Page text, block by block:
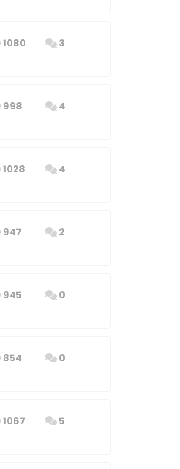
3
1080
4
998
4
1028
2
947
0
945
0
854
5
1067